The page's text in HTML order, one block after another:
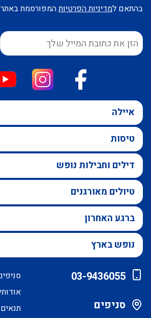
בהתאם למדיניות הפרטיותהמפורסמת באתר
איילה
טיסות
דילים וחבילות נופש
טיולים מאורגנים
ברגע האחרון
נופש בארץ
03-9436055
סניפים